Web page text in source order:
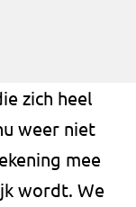
zich heel
weer niet
mee
wordt. We